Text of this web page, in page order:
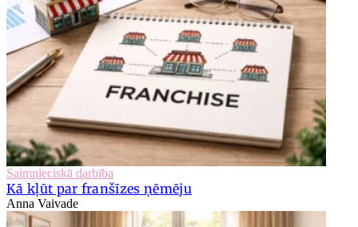
Saimnieciskā darbība
Kā kļūt par franšīzes ņēmēju
Anna Vaivade